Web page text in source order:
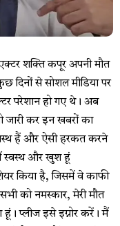
शक्ति कपूर अपनी मौत
से सोशल मीडिया पर
परेशान हो गए थे। अब
जारी कर इन खबरों का
हैं और ऐसी हरकत करने
स्वस्थ और खुश हूं
किया है, जिसमें वे काफी
को नमस्कार, मेरी मौत
प्लीज इसे इग्नोर करें। मैं